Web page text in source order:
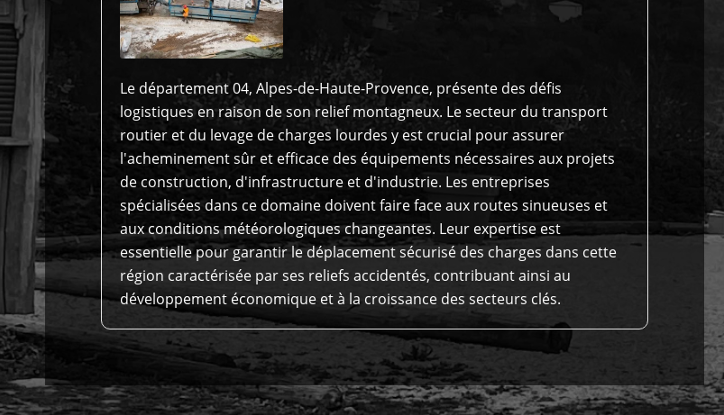
Le département 04, Alpes-de-Haute-Provence, présente des défis
logistiques en raison de son relief montagneux. Le secteur du transport
routier et du levage de charges lourdes y est crucial pour assurer
l'acheminement sûr et efficace des équipements nécessaires aux projets
de construction, d'infrastructure et d'industrie. Les entreprises
spécialisées dans ce domaine doivent faire face aux routes sinueuses et
aux conditions météorologiques changeantes. Leur expertise est
essentielle pour garantir le déplacement sécurisé des charges dans cette
région caractérisée par ses reliefs accidentés, contribuant ainsi au
développement économique et à la croissance des secteurs clés.